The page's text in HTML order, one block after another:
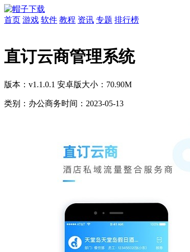
首页 游戏 软件 教程 资讯 专题 排行榜
直订云商管理系统
版本：v1.1.0.1 安卓版大小：70.90M
类别：办公商务时间：2023-05-13